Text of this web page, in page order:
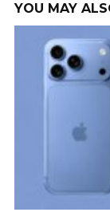
YOU MAY